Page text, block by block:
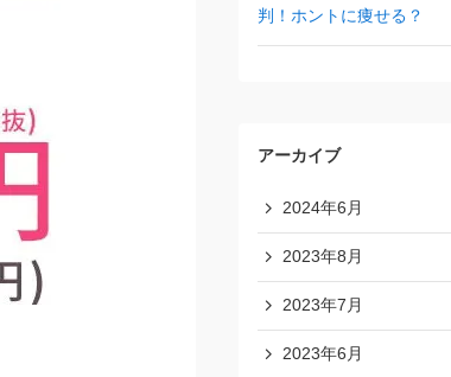
判！ホントに痩せる？
アーカイブ
2024年6月
2023年8月
2023年7月
2023年6月